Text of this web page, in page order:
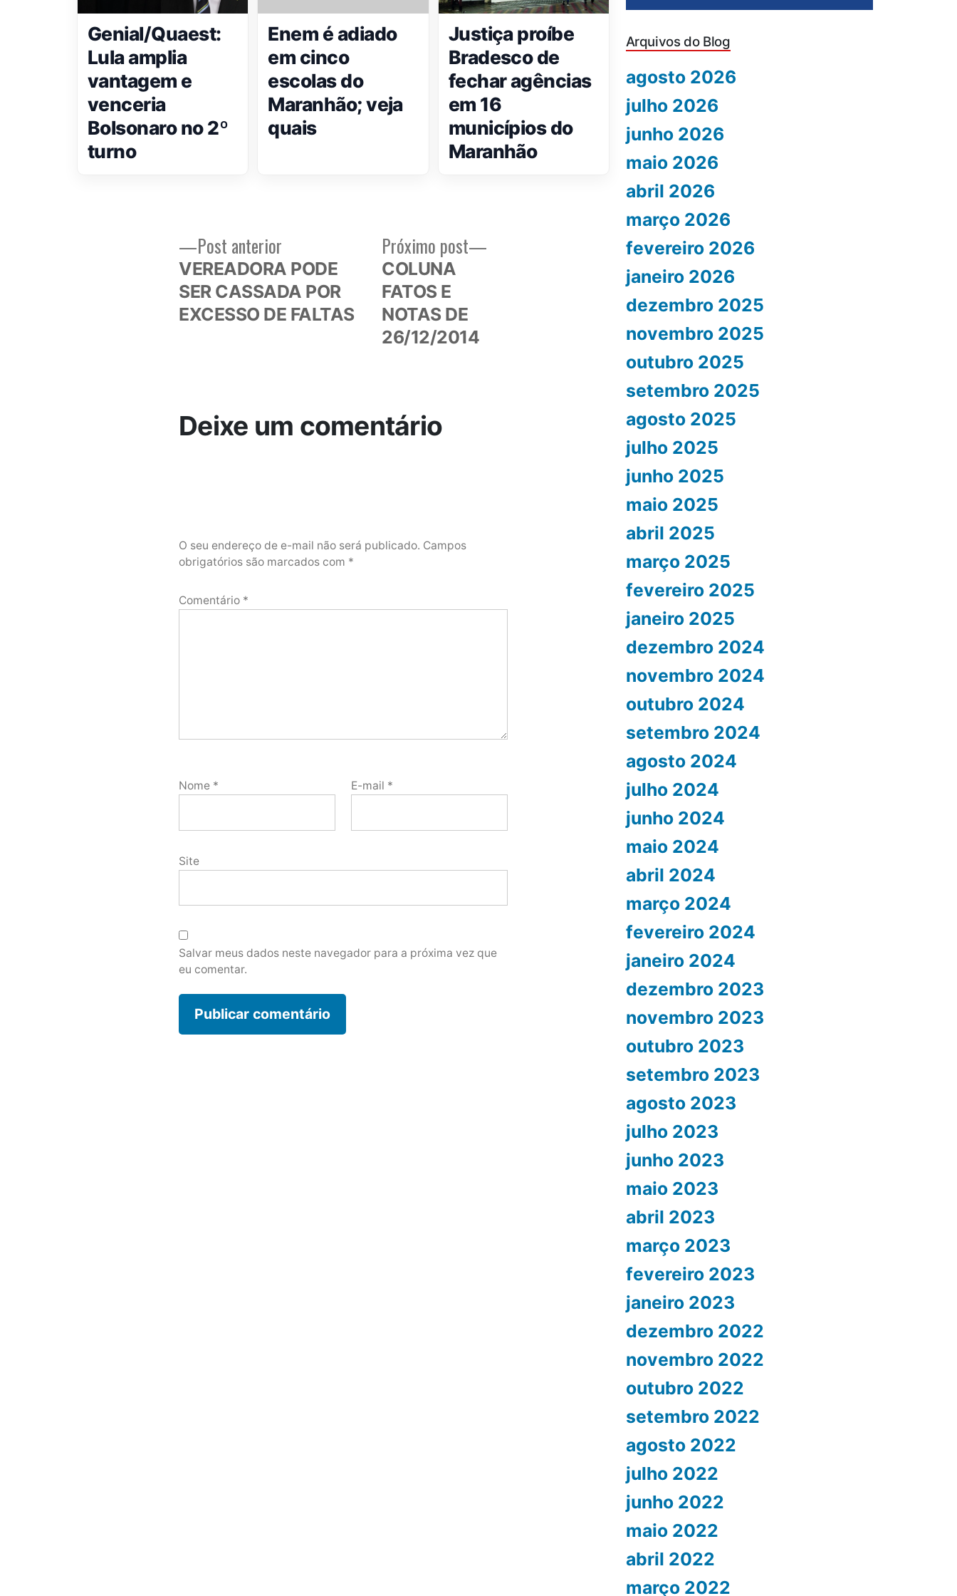
Genial/Quaest:
Lula amplia
vantagem e
venceria
Bolsonaro no 2º
turno
Enem é adiado
em cinco
escolas do
Maranhão; veja
quais
Justiça proíbe
Bradesco de
fechar agências
em 16
municípios do
Maranhão
Navegação
Post anterior
anterior:
VEREADORA PODE
SER CASSADA POR
EXCESSO DE FALTAS
Próximo post
COLUNA
FATOS E
NOTAS DE
26/12/2014
Deixe um comentário
O seu endereço de e-mail não será publicado. Campos
obrigatórios são marcados com *
Comentário *
Nome * E-mail *
Site
Salvar meus dados neste navegador para a próxima vez que
eu comentar.
Arquivos do Blog
agosto 2026
julho 2026
junho 2026
maio 2026
abril 2026
março 2026
fevereiro 2026
janeiro 2026
dezembro 2025
novembro 2025
outubro 2025
setembro 2025
agosto 2025
julho 2025
junho 2025
maio 2025
abril 2025
março 2025
fevereiro 2025
janeiro 2025
dezembro 2024
novembro 2024
outubro 2024
setembro 2024
agosto 2024
julho 2024
junho 2024
maio 2024
abril 2024
março 2024
fevereiro 2024
janeiro 2024
dezembro 2023
novembro 2023
outubro 2023
setembro 2023
agosto 2023
julho 2023
junho 2023
maio 2023
abril 2023
março 2023
fevereiro 2023
janeiro 2023
dezembro 2022
novembro 2022
outubro 2022
setembro 2022
agosto 2022
julho 2022
junho 2022
maio 2022
abril 2022
março 2022